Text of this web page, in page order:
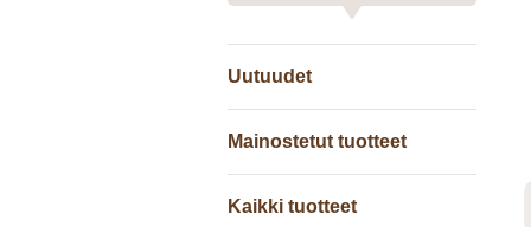
Uutuudet
Mainostetut tuotteet
Kaikki tuotteet